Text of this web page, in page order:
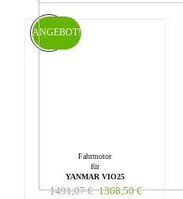
Fahrmotor
für
YANMAR VIO25
1491,07€ 1368,50€
ANGEBOT!